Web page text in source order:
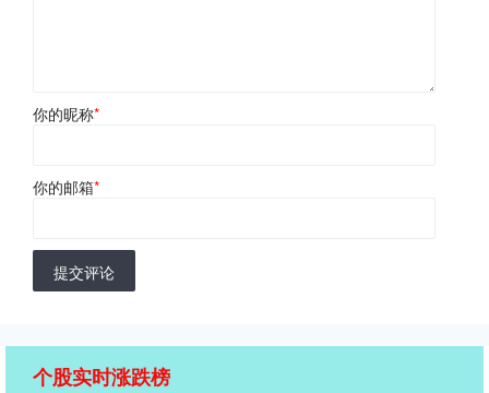
你的昵称*
你的邮箱*
提交评论
个股实时涨跌榜